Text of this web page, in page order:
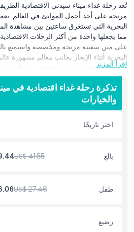
تُعد رحلة غداء ميناء سيدني الاقتصادية
مريحة على أحد أجمل الموانئ في العالم.
البحرية التي تستغرق ساعتين بين مشاهدة
مما يجعلها واحدة من أكثر الرحلات
على متن سفينة مريحة ومخصصة واستمتع
البحرية أثناء الإبحار بجانب معالم مشهورة
سيدني الأيقونية، انزلق تحت جسر ميناء
الوارفة في حدائق النباتات الملكية. على
بمشاهد رائعة للقصور المطلة على الواجهة
وأفق المدينة المتلألئ. خلال الرحلة، يُقدَّم
التحضير، يقدم مجموعة متنوعة من الأطباق
كنت تزور سيدني للمرة الأولى أو تبحث عن
الرحلة طريقة رائعة لتجربة جمال الميناء مع
والمجموعات التي تبحث عن وسيلة ميسورة
معالم سيدني الأيقونية من راحة قارب
أبرز المعالم
المتضمنات
اقرأ المزيد
تذكرة رحلة غداء اقتصادية في
والخيارات
اختر تاريخًا
بالغ US$ 41.55
طفل US$ 27.46
رضيع